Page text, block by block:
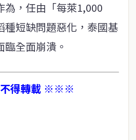
為，任由「每萊1,000
種短缺問題惡化，泰國基
全面崩潰。
得轉載 ※※※